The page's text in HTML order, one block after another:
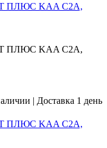
ПЛЮС KAA C2A,
ПЛЮС KAA C2A,
| Доставка 1 день
ПЛЮС KAA C2A,